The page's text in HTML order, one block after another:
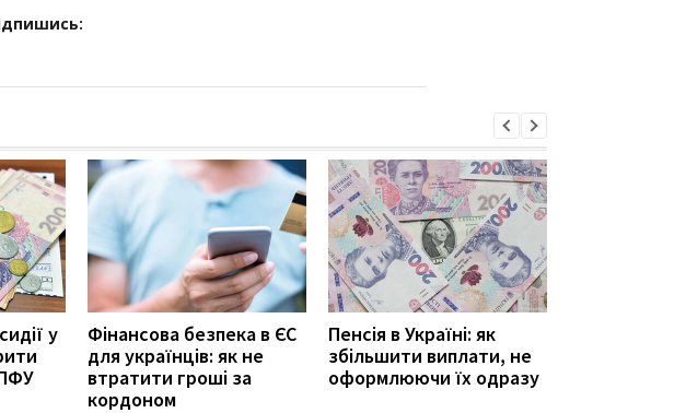
у
Фінансова безпека в ЄС
для українців: як не
втратити гроші за
кордоном
Пенсія в Україні: як
збільшити виплати, не
оформлюючи їх одразу